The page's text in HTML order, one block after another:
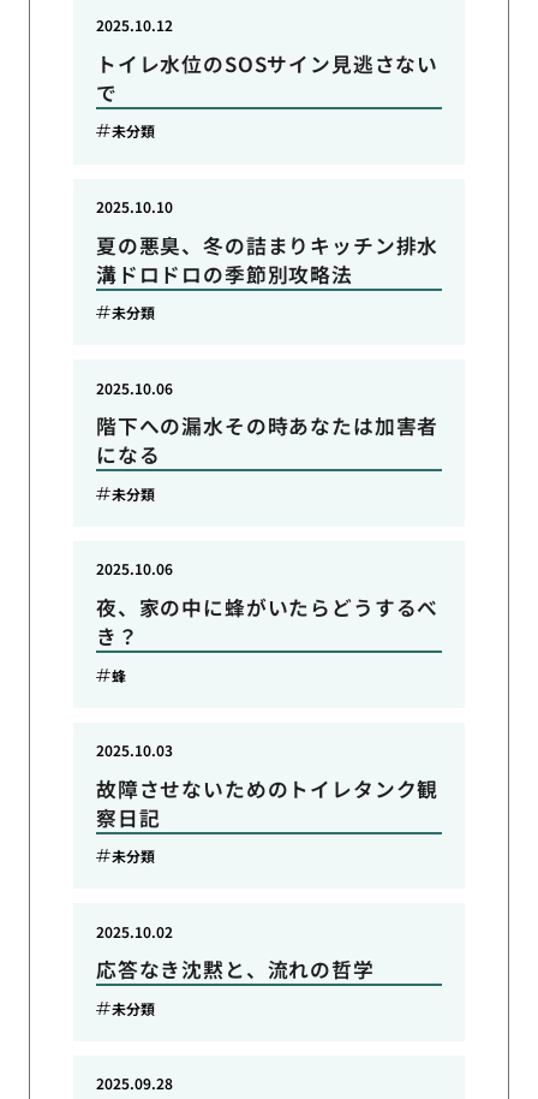
トイレ水位のSOSサイン見逃さない
で
2025.10.12
未分類
夏の悪臭、冬の詰まりキッチン排水
溝ドロドロの季節別攻略法
2025.10.10
未分類
階下への漏水その時あなたは加害者
になる
2025.10.06
未分類
夜、家の中に蜂がいたらどうするべ
き？
2025.10.06
蜂
故障させないためのトイレタンク観
察日記
2025.10.03
未分類
応答なき沈黙と、流れの哲学
2025.10.02
未分類
2025.09.28